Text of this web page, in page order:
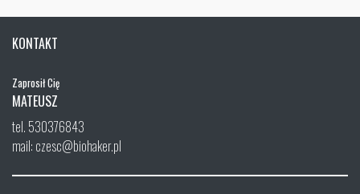
KONTAKT
Zaprosił Cię
MATEUSZ
tel. 530376843
mail: czesc@biohaker.pl